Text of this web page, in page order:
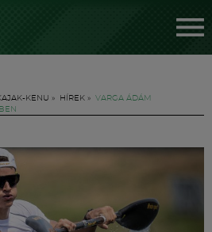
KENU » HÍREK » VARGA ÁDÁM